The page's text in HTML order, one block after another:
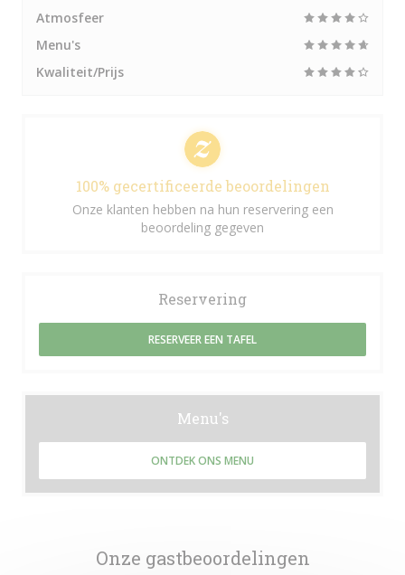
Onze gastbeoordelingen
Atmosfeer
Menu's
Kwaliteit/Prijs
100% gecertificeerde beoordelingen
Onze klanten hebben na hun reservering een
beoordeling gegeven
Reservering
RESERVEER EEN TAFEL
Menu's
ONTDEK ONS MENU